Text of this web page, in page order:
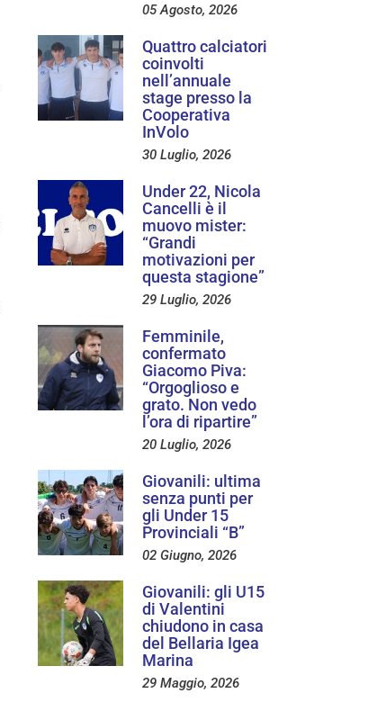
05 Agosto, 2026
Quattro calciatori
coinvolti
nell’annuale
stage presso la
Cooperativa
InVolo
30 Luglio, 2026
Under 22, Nicola
Cancelli è il
muovo mister:
“Grandi
motivazioni per
questa stagione”
29 Luglio, 2026
Femminile,
confermato
Giacomo Piva:
“Orgoglioso e
grato. Non vedo
l’ora di ripartire”
20 Luglio, 2026
Giovanili: ultima
senza punti per
gli Under 15
Provinciali “B”
02 Giugno, 2026
Giovanili: gli U15
di Valentini
chiudono in casa
del Bellaria Igea
Marina
29 Maggio, 2026